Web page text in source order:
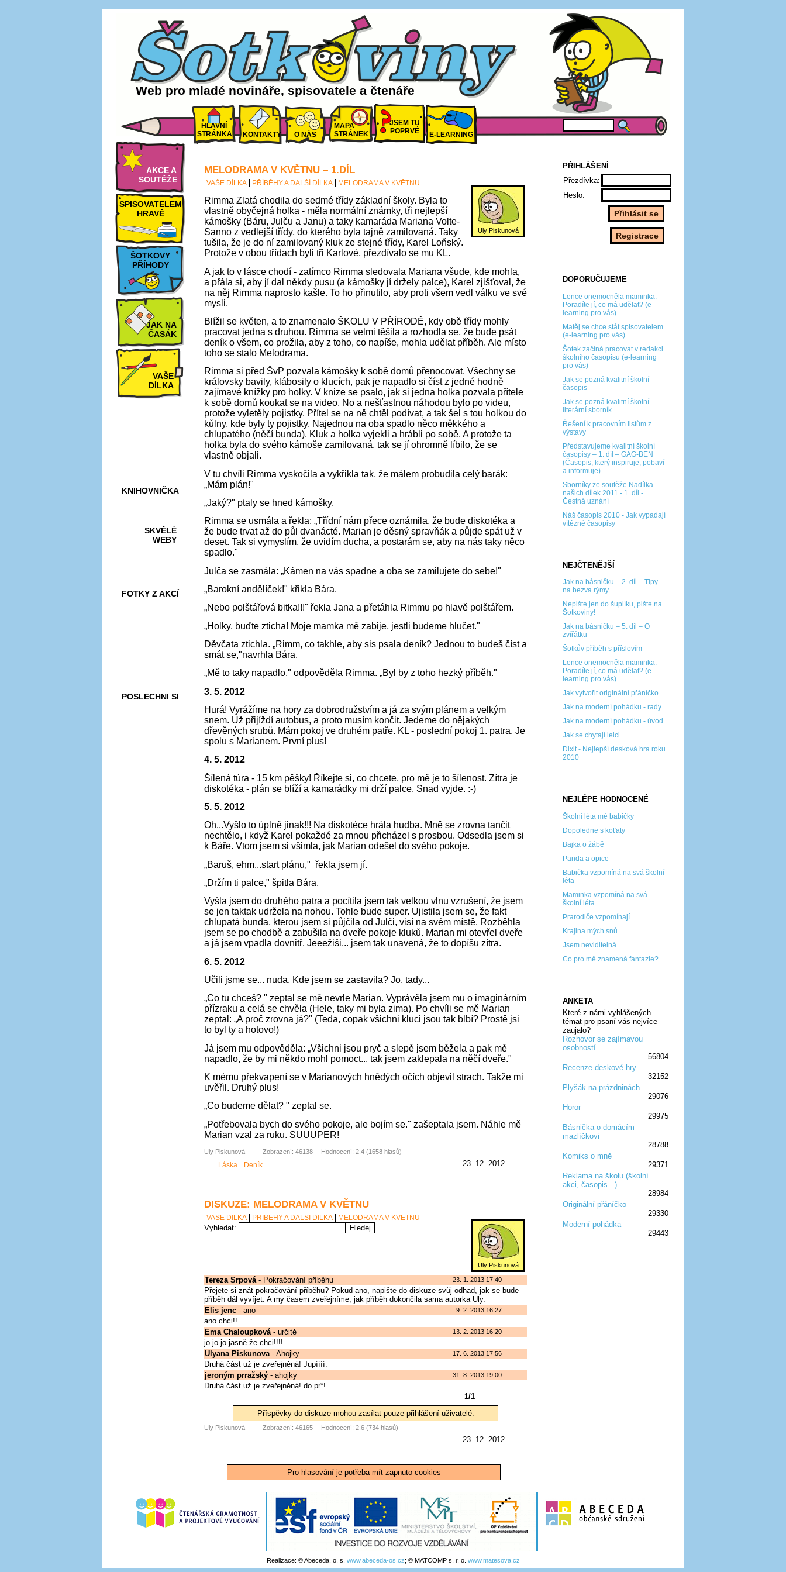
Web pro mladé novináře, spisovatele a čtenáře
HLAVNÍ
STRÁNKA
KONTAKTY O NÁS
MAPA
STRÁNEK
JSEM TU
POPRVÉ
E-LEARNING
AKCE A
SOUTĚŽE
SPISOVATELEM
HRAVĚ
ŠOTKOVY
PŘÍHODY
JAK NA
ČASÁK
VAŠE
DÍLKA
KNIHOVNIČKA
SKVĚLÉ
WEBY
FOTKY Z AKCÍ
POSLECHNI SI
PŘIHLÁŠENÍ
Přezdívka:
Heslo:
DOPORUČUJEME
Lence onemocněla maminka.
Poradíte jí, co má udělat? (e-
learning pro vás)
Matěj se chce stát spisovatelem
(e-learning pro vás)
Šotek začíná pracovat v redakci
školního časopisu (e-learning
pro vás)
Jak se pozná kvalitní školní
časopis
Jak se pozná kvalitní školní
literární sborník
Řešení k pracovním listům z
výstavy
Představujeme kvalitní školní
časopisy – 1. díl – GAG-BEN
(Časopis, který inspiruje, pobaví
a informuje)
Sborníky ze soutěže Nadílka
našich dílek 2011 - 1. díl -
Čestná uznání
Náš časopis 2010 - Jak vypadají
vítězné časopisy
NEJČTENĚJŠÍ
Jak na básničku – 2. díl – Tipy
na bezva rýmy
Nepište jen do šuplíku, pište na
Šotkoviny!
Jak na básničku – 5. díl – O
zvířátku
Šotkův příběh s příslovím
Lence onemocněla maminka.
Poradíte jí, co má udělat? (e-
learning pro vás)
Jak vytvořit originální přáníčko
Jak na moderní pohádku - rady
Jak na moderní pohádku - úvod
Jak se chytají lelci
Dixit - Nejlepší desková hra roku
2010
NEJLÉPE HODNOCENÉ
Školní léta mé babičky
Dopoledne s koťaty
Bajka o žábě
Panda a opice
Babička vzpomíná na svá školní
léta
Maminka vzpomíná na svá
školní léta
Prarodiče vzpomínají
Krajina mých snů
Jsem neviditelná
Co pro mě znamená fantazie?
ANKETA
Které z námi vyhlášených
témat pro psaní vás nejvíce
zaujalo?
Rozhovor se zajímavou
osobností...
56804
Recenze deskové hry
32152
Plyšák na prázdninách
29076
Horor
29975
Básnička o domácím
mazlíčkovi
28788
Komiks o mně
29371
:D
Reklama na školu (školní
akci, časopis...)
28984
Originální přáníčko
29330
Moderní pohádka
29443
MELODRAMA V KVĚTNU – 1.DÍL
Uly Piskunová
VAŠE DÍLKA PŘÍBĚHY A DALŠÍ DÍLKA MELODRAMA V KVĚTNU
Rimma Zlatá chodila do sedmé třídy základní školy. Byla to
vlastně obyčejná holka - měla normální známky, tři nejlepší
kámošky (Báru, Julču a Janu) a taky kamaráda Mariana Volte-
Sanno z vedlejší třídy, do kterého byla tajně zamilovaná. Taky
tušila, že je do ní zamilovaný kluk ze stejné třídy, Karel Loňský.
Protože v obou třídach byli tři Karlové, přezdívalo se mu KL.
A jak to v lásce chodí - zatímco Rimma sledovala Mariana všude, kde mohla,
a přála si, aby jí dal někdy pusu (a kámošky jí držely palce), Karel zjišťoval, že
na něj Rimma naprosto kašle. To ho přinutilo, aby proti všem vedl válku ve své
mysli.
Blížil se květen, a to znamenalo ŠKOLU V PŘÍRODĚ, kdy obě třídy mohly
pracovat jedna s druhou. Rimma se velmi těšila a rozhodla se, že bude psát
deník o všem, co prožila, aby z toho, co napíše, mohla udělat příběh. Ale místo
toho se stalo Melodrama.
Rimma si před ŠvP pozvala kámošky k sobě domů přenocovat. Všechny se
královsky bavily, klábosily o klucích, pak je napadlo si číst z jedné hodně
zajímavé knížky pro holky. V knize se psalo, jak si jedna holka pozvala přítele
k sobě domů koukat se na video. No a nešťastnou náhodou bylo po videu,
protože vyletěly pojistky. Přítel se na ně chtěl podívat, a tak šel s tou holkou do
kůlny, kde byly ty pojistky. Najednou na oba spadlo něco měkkého a
chlupatého (něčí bunda). Kluk a holka vyjekli a hrábli po sobě. A protože ta
holka byla do svého kámoše zamilovaná, tak se jí ohromně líbilo, že se
vlastně objali.
V tu chvíli Rimma vyskočila a vykřikla tak, že málem probudila celý barák:
„Mám plán!"
„Jaký?" ptaly se hned kámošky.
Rimma se usmála a řekla: „Třídní nám přece oznámila, že bude diskotéka a
že bude trvat až do půl dvanácté. Marian je děsný spravňák a půjde spát už v
deset. Tak si vymyslím, že uvidím ducha, a postarám se, aby na nás taky něco
spadlo."
Julča se zasmála: „Kámen na vás spadne a oba se zamilujete do sebe!"
„Barokní andělíček!" křikla Bára.
„Nebo polštářová bitka!!!" řekla Jana a přetáhla Rimmu po hlavě polštářem.
„Holky, buďte zticha! Moje mamka mě zabije, jestli budeme hlučet."
Děvčata ztichla. „Rimm, co takhle, aby sis psala deník? Jednou to budeš číst a
smát se,"navrhla Bára.
„Mě to taky napadlo," odpověděla Rimma. „Byl by z toho hezký příběh."
3. 5. 2012
Hurá! Vyrážíme na hory za dobrodružstvím a já za svým plánem a velkým
snem. Už přijíždí autobus, a proto musím končit. Jedeme do nějakých
dřevěných srubů. Mám pokoj ve druhém patře. KL - poslední pokoj 1. patra. Je
spolu s Marianem. První plus!
4. 5. 2012
Šílená túra - 15 km pěšky! Říkejte si, co chcete, pro mě je to šílenost. Zítra je
diskotéka - plán se blíží a kamarádky mi drží palce. Snad vyjde. :-)
5. 5. 2012
Oh...Vyšlo to úplně jinak!!! Na diskotéce hrála hudba. Mně se zrovna tančit
nechtělo, i když Karel pokaždé za mnou přicházel s prosbou. Odsedla jsem si
k Báře. Vtom jsem si všimla, jak Marian odešel do svého pokoje.
„Baruš, ehm...start plánu," řekla jsem jí.
„Držím ti palce," špitla Bára.
Vyšla jsem do druhého patra a pocítila jsem tak velkou vlnu vzrušení, že jsem
se jen taktak udržela na nohou. Tohle bude super. Ujistila jsem se, že fakt
chlupatá bunda, kterou jsem si půjčila od Julči, visí na svém místě. Rozběhla
jsem se po chodbě a zabušila na dveře pokoje kluků. Marian mi otevřel dveře
a já jsem vpadla dovnitř. Jeeežiši... jsem tak unavená, že to dopíšu zítra.
6. 5. 2012
Učili jsme se... nuda. Kde jsem se zastavila? Jo, tady...
„Co tu chceš? " zeptal se mě nevrle Marian. Vyprávěla jsem mu o imaginárním
přízraku a celá se chvěla (Hele, taky mi byla zima). Po chvíli se mě Marian
zeptal: „A proč zrovna já?" (Teda, copak všichni kluci jsou tak blbí? Prostě jsi
to byl ty a hotovo!)
Já jsem mu odpověděla: „Všichni jsou pryč a slepě jsem běžela a pak mě
napadlo, že by mi někdo mohl pomoct... tak jsem zaklepala na něčí dveře."
K mému překvapení se v Marianových hnědých očích objevil strach. Takže mi
uvěřil. Druhý plus!
„Co budeme dělat? " zeptal se.
„Potřebovala bych do svého pokoje, ale bojím se." zašeptala jsem. Náhle mě
Marian vzal za ruku. SUUUPER!
Uly Piskunová Zobrazení: 46138 Hodnocení: 2.4 (1658 hlasů)
Láska Deník 23. 12. 2012
DISKUZE: MELODRAMA V KVĚTNU
Uly Piskunová
VAŠE DÍLKA PŘÍBĚHY A DALŠÍ DÍLKA MELODRAMA V KVĚTNU
Vyhledat:
Tereza Srpová - Pokračování příběhu 23. 1. 2013 17:40
Přejete si znát pokračování příběhu? Pokud ano, napište do diskuze svůj odhad, jak se bude
příběh dál vyvíjet. A my časem zveřejníme, jak příběh dokončila sama autorka Uly.
Elis jenc - ano 9. 2. 2013 16:27
ano chci!!
Ema Chaloupková - určitě 13. 2. 2013 16:20
jo jo jo jasně že chci!!!!
Ulyana Piskunova - Ahojky 17. 6. 2013 17:56
Druhá část už je zveřejněná! Jupíííí.
jeroným prražský - ahojky 31. 8. 2013 19:00
Druhá část už je zveřejněná! do pr*!
1/1
Příspěvky do diskuze mohou zasílat pouze přihlášení uživatelé.
Uly Piskunová Zobrazení: 46165 Hodnocení: 2.6 (734 hlasů)
23. 12. 2012
Pro hlasování je potřeba mít zapnuto cookies
Realizace: © Abeceda, o. s. www.abeceda-os.cz; © MATCOMP s. r. o. www.matesova.cz